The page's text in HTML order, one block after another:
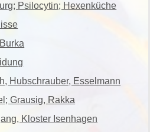
Psilocytin; Hexenküche
Hubschrauber, Esselmann
Grausig, Rakka
Kloster Isenhagen